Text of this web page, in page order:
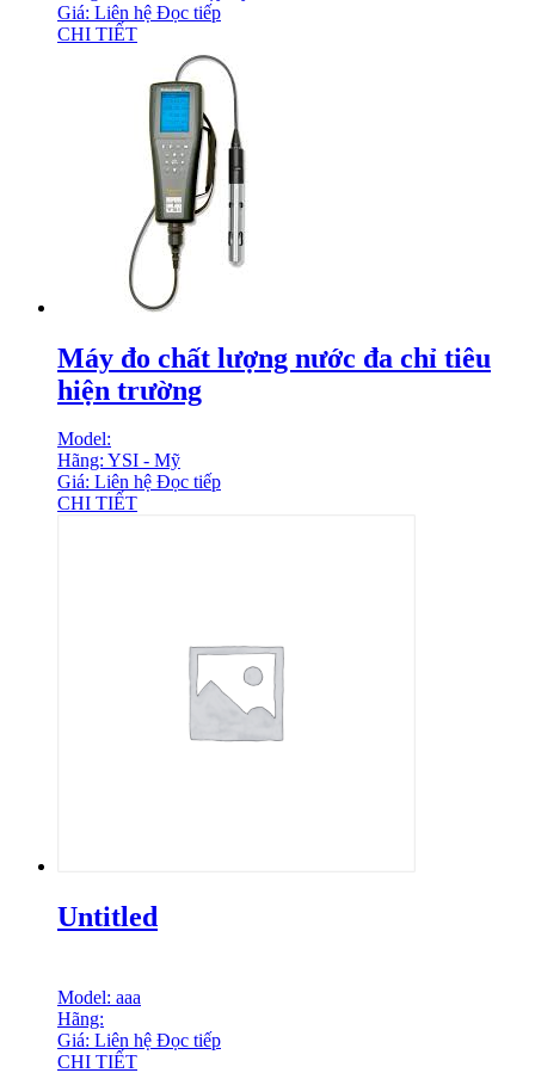
Giá: Liên hệ Đọc tiếp
CHI TIẾT
Máy đo chất lượng nước đa chỉ tiêu
hiện trường
Model:
Hãng: YSI - Mỹ
Giá: Liên hệ Đọc tiếp
CHI TIẾT
Untitled
Model: aaa
Hãng:
Giá: Liên hệ Đọc tiếp
CHI TIẾT